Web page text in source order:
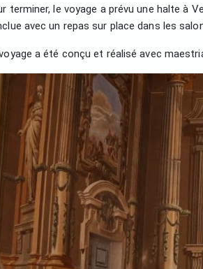
terminer, le voyage a prévu une halte à
avec un repas sur place dans les
a été conçu et réalisé avec